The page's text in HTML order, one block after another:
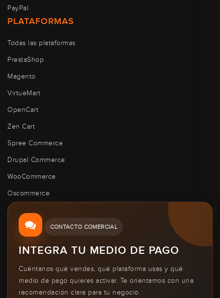
PayPal
PLATAFORMAS
Todas las plataformas
PrestaShop
Magento
VirtueMart
OpenCart
Zen Cart
Spree Commerce
Drupal Commerce
WooCommerce
Oscommerce
CONTACTO COMERCIAL
INTEGRA TU MEDIO DE PAGO
Cuéntanos qué vendes, qué plataforma usas y qué
medio de pago quieres activar. Te orientamos con una
recomendación clara para tu negocio.